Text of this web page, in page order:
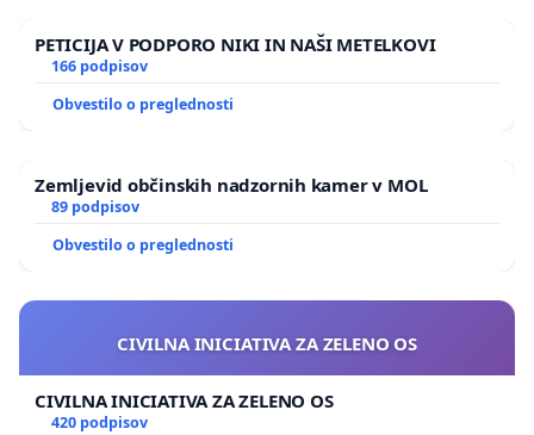
PETICIJA V PODPORO NIKI IN NAŠI METELKOVI
166 podpisov
Obvestilo o preglednosti
Zemljevid občinskih nadzornih kamer v MOL
89 podpisov
Obvestilo o preglednosti
CIVILNA INICIATIVA ZA ZELENO OS
CIVILNA INICIATIVA ZA ZELENO OS
420 podpisov